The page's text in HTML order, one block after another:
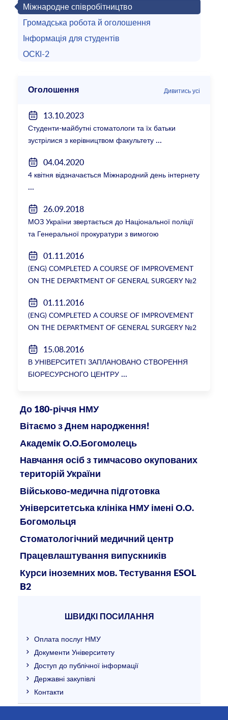
Міжнародне співробітництво
Громадська робота й оголошення
Інформація для студентів
ОСКІ-2
Оголошення Дивитись усі
13.10.2023
Студенти-майбутні стоматологи та їх батьки
зустрілися з керівництвом факультету
04.04.2020
4 квітня відзначається Міжнародний день інтернету
26.09.2018
МОЗ України звертається до Національної поліції
та Генеральної прокуратури з вимогою
ректорки НМУ Катерини Амосової
01.11.2016
(ENG) COMPLETED A COURSE OF IMPROVEMENT
ON THE DEPARTMENT OF GENERAL SURGERY №2
01.11.2016
(ENG) COMPLETED A COURSE OF IMPROVEMENT
ON THE DEPARTMENT OF GENERAL SURGERY №2
15.08.2016
В УНІВЕРСИТЕТІ ЗАПЛАНОВАНО СТВОРЕННЯ
БІОРЕСУРСНОГО ЦЕНТРУ
До 180-річчя НМУ
Вітаємо з Днем народження!
Академік О.О.Богомолець
Навчання осіб з тимчасово окупованих
територій України
Військово-медична підготовка
Університетська клініка НМУ імені О.О.
Богомольця
Стоматологічний медичний центр
Працевлаштування випускників
Курси іноземних мов. Тестування ESOL
B2
ШВИДКІ ПОСИЛАННЯ
Оплата послуг НМУ
Документи Університету
Доступ до публічної інформації
Державні закупівлі
Контакти